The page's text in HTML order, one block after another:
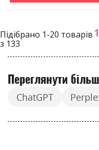
Підібрано 1-20 товарів
з 133
1
Переглянути
ChatGPT